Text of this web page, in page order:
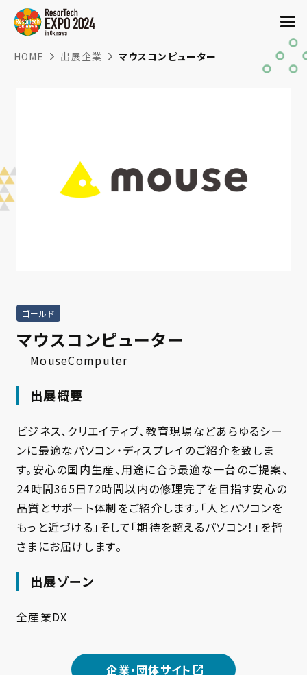
HOME 出展企業 マウスコンピューター
ゴールド
マウスコンピューター
MouseComputer
出展概要
ビジネス、クリエイティブ、教育現場などあらゆるシー
ンに最適なパソコン・ディスプレイのご紹介を致しま
す。安心の国内生産、用途に合う最適な一台のご提案、
24時間365日72時間以内の修理完了を目指す安心の
品質とサポート体制をご紹介します。「人とパソコンを
もっと近づける」そして「期待を超えるパソコン！」を皆
さまにお届けします。
出展ゾーン
全産業DX
企業・団体サイト